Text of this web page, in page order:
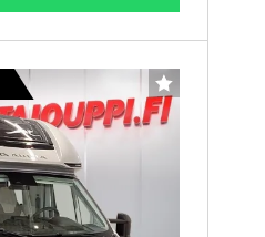
FAVORITER